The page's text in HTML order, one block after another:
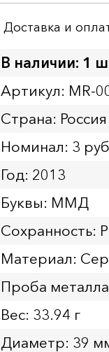
Доставка и
В наличии: 1
Артикул: MR-
Страна: Россия
Номинал: 3
Год: 2013
Буквы: ММД
Сохранность:
Материал:
Проба
Вес: 33.94 г
Диаметр: 39